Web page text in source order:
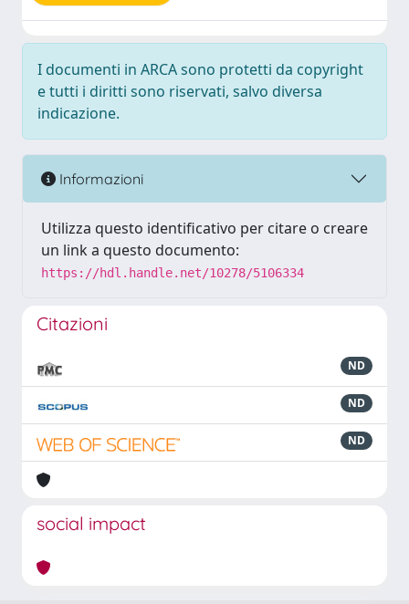
I documenti in ARCA sono protetti da copyright
e tutti i diritti sono riservati, salvo diversa
indicazione.
Informazioni
Utilizza questo identificativo per citare o creare
un link a questo documento:
https://hdl.handle.net/10278/5106334
Citazioni
ND
ND
ND
social impact